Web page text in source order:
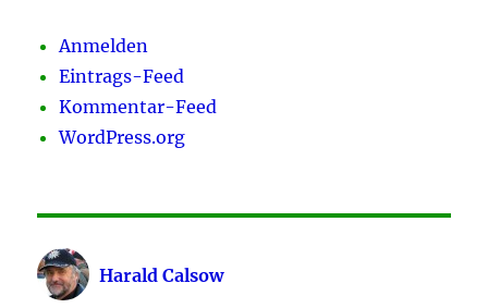
Anmelden
Eintrags-Feed
Kommentar-Feed
WordPress.org
Harald Calsow